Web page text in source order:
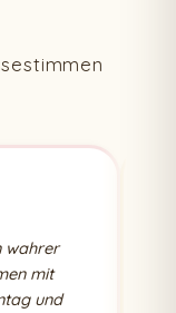
und